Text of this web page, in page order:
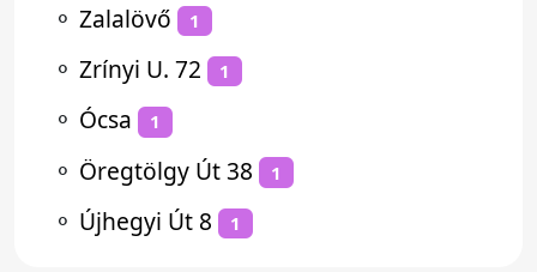
⚬ Zalalövő 1
⚬ Zrínyi U. 72 1
⚬ Ócsa 1
⚬ Öregtölgy Út 38 1
⚬ Újhegyi Út 8 1